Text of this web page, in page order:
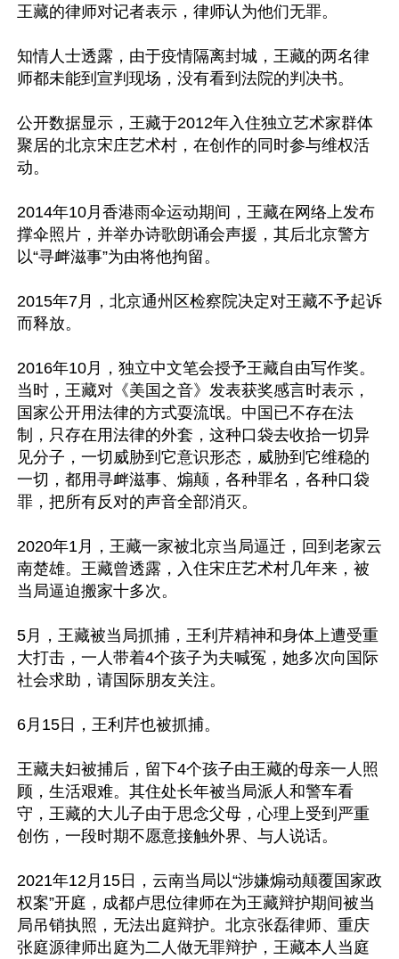
王藏的律师对记者表示，律师认为他们无罪。
知情人士透露，由于疫情隔离封城，王藏的两名律
师都未能到宣判现场，没有看到法院的判决书。
公开数据显示，王藏于2012年入住独立艺术家群体
聚居的北京宋庄艺术村，在创作的同时参与维权活
动。
2014年10月香港雨伞运动期间，王藏在网络上发布
撑伞照片，并举办诗歌朗诵会声援，其后北京警方
以“寻衅滋事”为由将他拘留。
2015年7月，北京通州区检察院决定对王藏不予起诉
而释放。
2016年10月，独立中文笔会授予王藏自由写作奖。
当时，王藏对《美国之音》发表获奖感言时表示，
国家公开用法律的方式耍流氓。中国已不存在法
制，只存在用法律的外套，这种口袋去收拾一切异
见分子，一切威胁到它意识形态，威胁到它维稳的
一切，都用寻衅滋事、煽颠，各种罪名，各种口袋
罪，把所有反对的声音全部消灭。
2020年1月，王藏一家被北京当局逼迁，回到老家云
南楚雄。王藏曾透露，入住宋庄艺术村几年来，被
当局逼迫搬家十多次。
5月，王藏被当局抓捕，王利芹精神和身体上遭受重
大打击，一人带着4个孩子为夫喊冤，她多次向国际
社会求助，请国际朋友关注。
6月15日，王利芹也被抓捕。
王藏夫妇被捕后，留下4个孩子由王藏的母亲一人照
顾，生活艰难。其住处长年被当局派人和警车看
守，王藏的大儿子由于思念父母，心理上受到严重
创伤，一段时期不愿意接触外界、与人说话。
2021年12月15日，云南当局以“涉嫌煽动颠覆国家政
权案”开庭，成都卢思位律师在为王藏辩护期间被当
局吊销执照，无法出庭辩护。北京张磊律师、重庆
张庭源律师出庭为二人做无罪辩护，王藏本人当庭